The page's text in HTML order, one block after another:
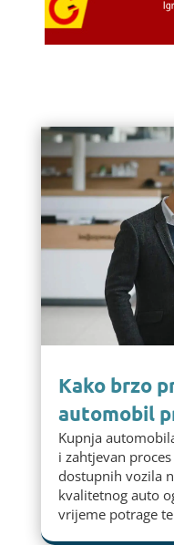
Kako brzo
automobil
Kupnja
i zahtjevan
dostupnih vozila
kvalitetnog auto
vrijeme potrage